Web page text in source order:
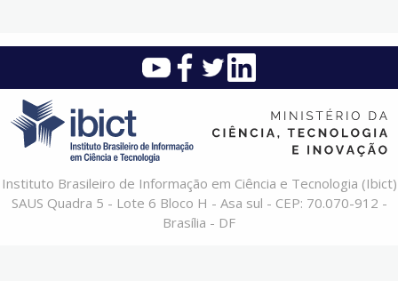
Instituto Brasileiro de Informação em Ciência e Tecnologia (Ibict)
SAUS Quadra 5 - Lote 6 Bloco H - Asa sul - CEP: 70.070-912 -
Brasília - DF